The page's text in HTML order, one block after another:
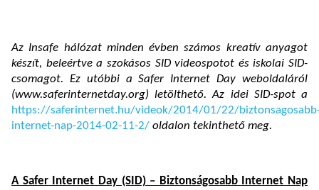
Az Insafe hálózat minden évben számos kreatív anyagot
készít, beleértve a szokásos SID videospotot és iskolai SID-
csomagot. Ez utóbbi a Safer Internet Day weboldaláról
(www.saferinternetday.org) letölthető. Az idei SID-spot a
https://saferinternet.hu/videok/2014/01/22/
internet-nap-2014-02-11-2/ oldalon tekinthető meg.
A Safer Internet Day (SID) – Biztonságosabb Internet Nap